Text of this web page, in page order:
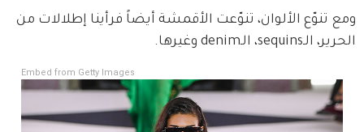
ومع تنوّع الألوان، تنوّعت الأقمشة أيضاً فرأينا إطلالات من
الحرير، الـsequins، الـdenim وغيرها.
Embed from Getty Images